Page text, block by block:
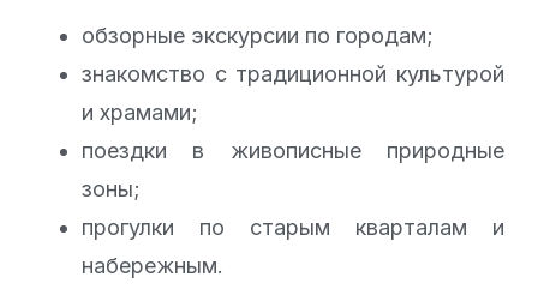
обзорные экскурсии по городам;
знакомство с традиционной культурой
и храмами;
поездки в живописные природные
зоны;
прогулки по старым кварталам и
набережным.